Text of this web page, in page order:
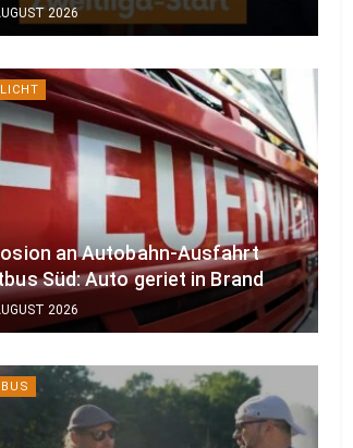
2026
an Autobahn-Ausfahrt
Süd: Auto geriet in Brand
2026